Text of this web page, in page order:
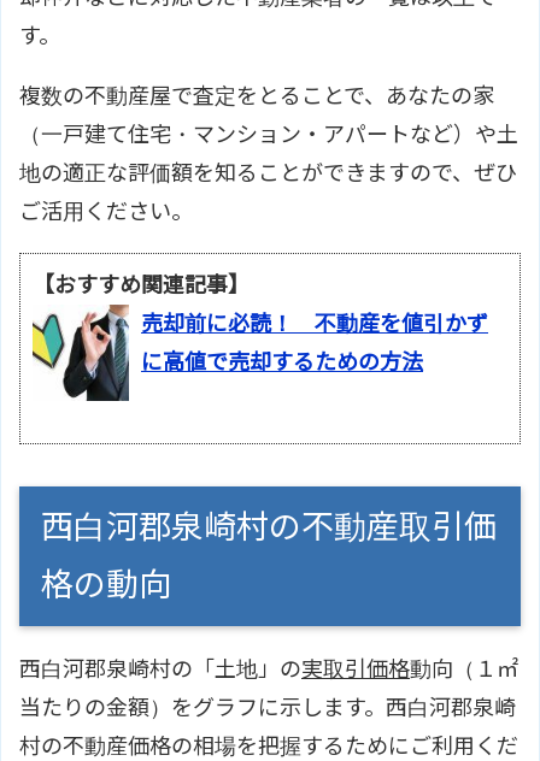
す。
複数の不動産屋で査定をとることで、あなたの家
（一戸建て住宅・マンション・アパートなど）や土
地の適正な評価額を知ることができますので、ぜひ
ご活用ください。
【おすすめ関連記事】
売却前に必読！ 不動産を値引かず
に高値で売却するための方法
西白河郡泉崎村の不動産取引価
格の動向
西白河郡泉崎村の「土地」の実取引価格動向（１㎡
当たりの金額）をグラフに示します。西白河郡泉崎
村の不動産価格の相場を把握するためにご利用くだ